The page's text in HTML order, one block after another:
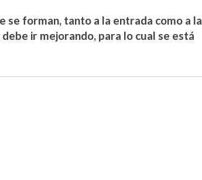
se forman, tanto a la entrada como a la
ir mejorando, para lo cual se está